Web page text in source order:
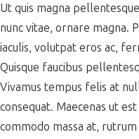
Ut quis magna
nunc vitae, ornare magna.
iaculis, volutpat eros ac,
Quisque faucibus
Vivamus tempus felis at
consequat. Maecenas ut
commodo massa at, rutrum